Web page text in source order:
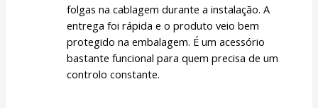
folgas na cablagem durante a instalação. A
entrega foi rápida e o produto veio bem
protegido na embalagem. É um acessório
bastante funcional para quem precisa de um
controlo constante.